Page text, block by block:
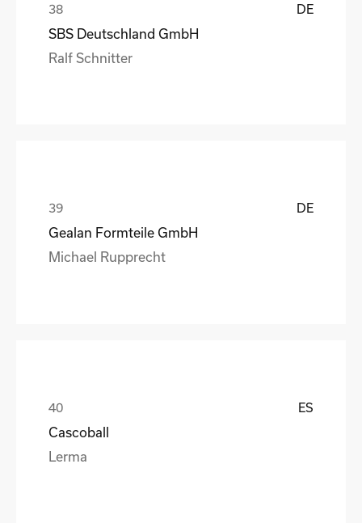
DE
SBS Deutschland GmbH
Ralf Schnitter
DE
Gealan Formteile GmbH
Michael Rupprecht
ES
Cascoball
Lerma